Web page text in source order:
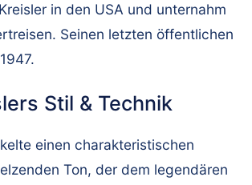
in den USA und unternahm
Seinen letzten öffentlichen
Stil & Technik
einen charakteristischen
Ton, der dem legendären